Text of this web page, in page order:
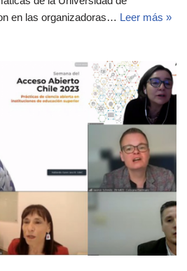
en las organizadoras… Leer más »